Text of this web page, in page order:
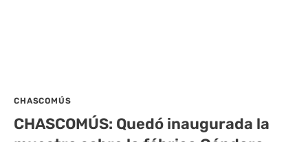
CHASCOMÚS
CHASCOMÚS: Quedó inaugurada la